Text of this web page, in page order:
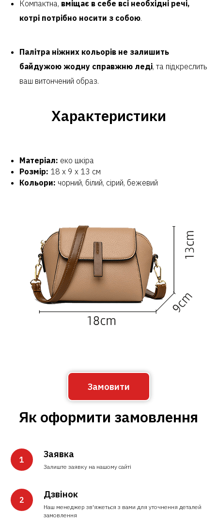
Компактна, вміщає в себе всі необхідні речі,
котрі потрібно носити з собою.
Палітра ніжних кольорів не залишить
байдужою жодну справжню леді, та підкреслить
ваш витончений образ.
Характеристики
Матеріал: еко шкіра
Розмір: 18 x 9 x 13 см
Кольори: чорний, білий, сірий, бежевий
Замовити
Як оформити замовлення
Заявка
Залиште заявку на нашому сайті
Дзвінок
Наш менеджер зв'яжеться з вами для уточнення деталей
замовлення